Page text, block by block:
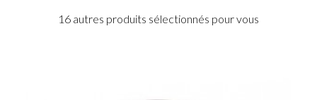
16 autres produits sélectionnés pour vous